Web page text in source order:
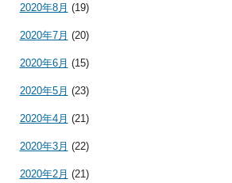
2020年8月 (19)
2020年7月 (20)
2020年6月 (15)
2020年5月 (23)
2020年4月 (21)
2020年3月 (22)
2020年2月 (21)